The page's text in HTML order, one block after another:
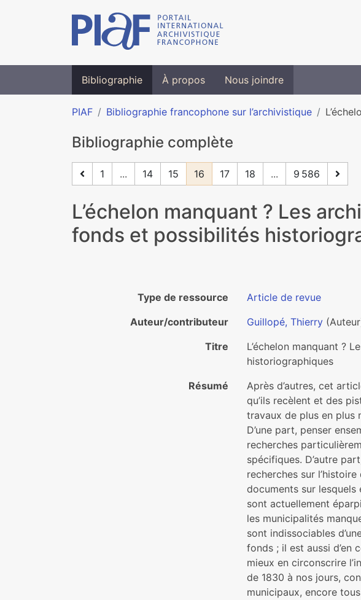
Bibliographie À propos Nous joindre
PIAF Bibliographie francophone sur l’archivistique
Bibliographie complète
1 ... 14 15 16 17 18 ... 9 586
L’échelon manquant ? Les
fonds et possibilités
Type de ressource
Article de revue
Auteur/contributeur
Guillopé, Thierry
Titre
L’échelon manquant ?
historiographiques
Résumé
Après d’autres, cet
qu’ils recèlent et des
travaux de plus en plus
D’une part, penser
recherches
spécifiques. D’autre
recherches sur
documents sur
sont actuellement
les municipalités
sont indissociables
fonds ; il est aussi d’en
mieux en circonscrire
de 1830 à nos jours,
municipaux, encore